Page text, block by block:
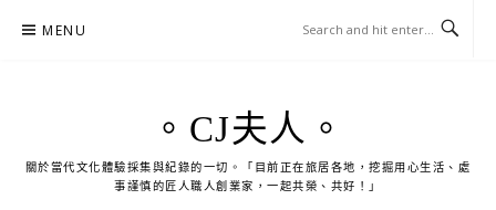
MENU
。CJ夫人。
關於當代文化體驗採集與紀錄的一切。「目前正在旅居各地，挖掘用心生活、處
事謹慎的匠人職人創業家，一起共榮、共好！」